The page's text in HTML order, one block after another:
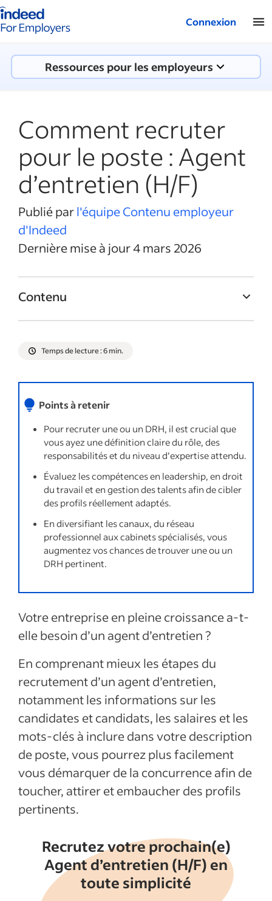
Indeed - Entreprises
Connexion
Ressources pour les employeurs
Comment recruter
pour le poste : Agent
d’entretien (H/F)
Publié parl'équipe Contenu employeur
d'Indeed
Dernière mise à jour 4 mars 2026
Contenu
poste « Agent d'Entretien (H/F) » ?
Choisir entre un agent d'entretien employé
à plein temps ou indépendant
Quels sont les différents types d'agents
d'entretien ?
Où trouver des agents d'entretien ?
Compétences à rechercher chez un agent
d'entretien efficace
Rédiger une description de poste d'agent
d'entretien
Entretien avec les candidats au poste
Découvrez comment recruter par intitulé
Afficher plus
Temps de lecture : 6 min.
Points à retenir
Pour recruter une ou un DRH, il est crucial que
vous ayez une définition claire du rôle, des
responsabilités et du niveau d’expertise attendu.
Évaluez les compétences en leadership, en droit
du travail et en gestion des talents afin de cibler
des profils réellement adaptés.
En diversifiant les canaux, du réseau
professionnel aux cabinets spécialisés, vous
augmentez vos chances de trouver une ou un
DRH pertinent.
Votre entreprise en pleine croissance a-t-
elle besoin d’un agent d’entretien?
En comprenant mieux les étapes du
recrutement d’un agent d’entretien,
notamment les informations sur les
candidates et candidats, les salaires et les
mots-clés à inclure dans votre description
de poste, vous pourrez plus facilement
vous démarquer de la concurrence afin de
toucher, attirer et embaucher des profils
pertinents.
Recrutez votre prochain(e)
Agent d’entretien (H/F) en
toute simplicité